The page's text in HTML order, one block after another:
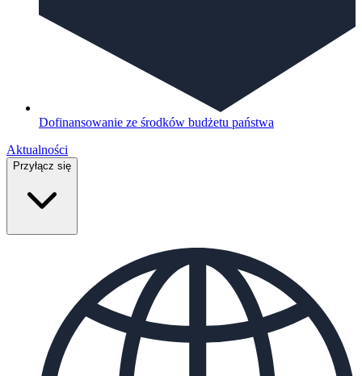
Dofinansowanie ze środków budżetu państwa
Aktualności
Przyłącz się